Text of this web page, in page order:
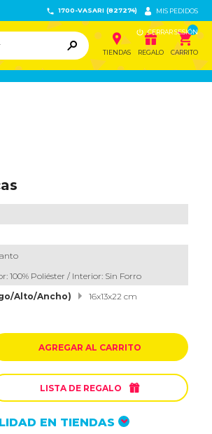
 1700-VASARI (827274)  MIS PEDIDOS
 CERRAR SESIÓN
 
TIENDAS

REGALO
ຐ
CARRITO
100% Poliéster / Interior: Sin Forro
Alto/Ancho)
16x13x22 cm
AGREGAR AL CARRITO
LISTA DE REGALO 
EN TIENDAS